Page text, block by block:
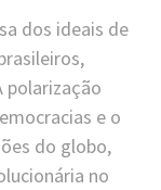
dos ideais de
polarização
e o
do globo,
no